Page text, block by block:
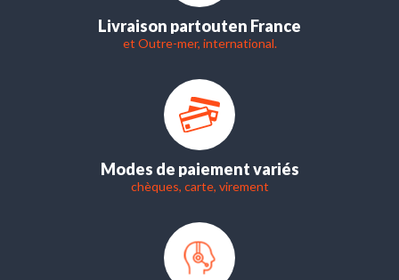
Livraison partouten France
et Outre-mer, international.
Modes de paiement variés
chèques, carte, virement